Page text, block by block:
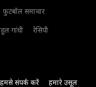
फुटबॉल समाचार
गांधी
रेसिपी
हमसे संपर्क करें हमारे उसूल